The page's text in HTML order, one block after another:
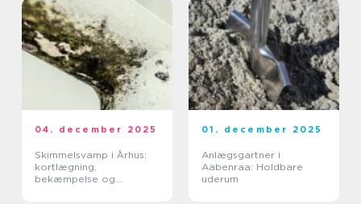
04. december 2025
Skimmelsvamp i Århus:
kortlægning,
bekæmpelse og
01. december 2025
Anlægsgartner i
Aabenraa: Holdbare
uderum